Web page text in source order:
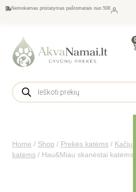
Nemokamas pristatymas paštomatais nuo 50€
0
Home / Shop / Prekės katėms / Kačių
katėms / Hau&Miau skanėstai katėms